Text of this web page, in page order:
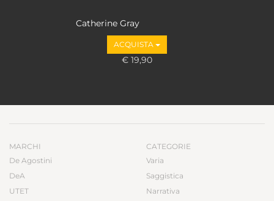
Catherine Gray
ACQUISTA
€ 19,90
MARCHI
De Agostini
DeA
UTET
CATEGORIE
Varia
Saggistica
Narrativa